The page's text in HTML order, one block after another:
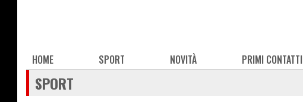
Main
navigation
HOME SPORT NOVITÀ PRIMI CONTATTI
SPORT